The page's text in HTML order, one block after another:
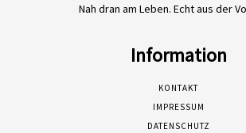
Nah dran am Leben. Echt aus der
Information
KONTAKT
IMPRESSUM
DATENSCHUTZ